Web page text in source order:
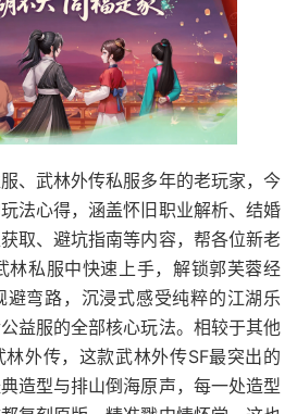
、武林外传私服多年的老玩家，今
法心得，涵盖怀旧职业解析、结婚
取、避坑指南等内容，帮各位新老
林私服中快速上手，解锁郭芙蓉经
弯路，沉浸式感受纯粹的江湖乐
益服的全部核心玩法。相较于其他
外传，这款武林外传SF最突出的
造型与排山倒海原声，每一处造型